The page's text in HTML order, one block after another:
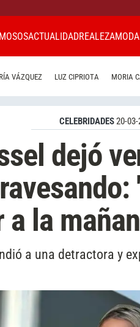
ACTUALIDADREALEZAMODA
VÁZQUEZ LUZ CIPRIOTA MORIA
CELEBRIDADES20-
dejó
a la
a una detractora y